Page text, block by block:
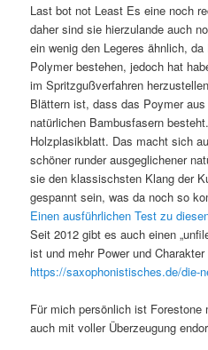
Last bot not Least Es eine noch
daher sind sie hierzulande auch
ein wenig den Legeres ähnlich,
Polymer bestehen, jedoch hat
im Spritzgußverfahren
Blättern ist, dass das Poymer
natürlichen Bambusfasern
Holzplasikblatt. Das macht sich
schöner runder ausgeglichener
sie den klassischsten Klang der
gespannt sein, was da noch so
Einen ausführlichen Test zu
Seit 2012 gibt es auch einen
ist und mehr Power und Charakter
https://saxophonistisches.de/die-
Für mich persönlich ist
auch mit voller Überzeugung